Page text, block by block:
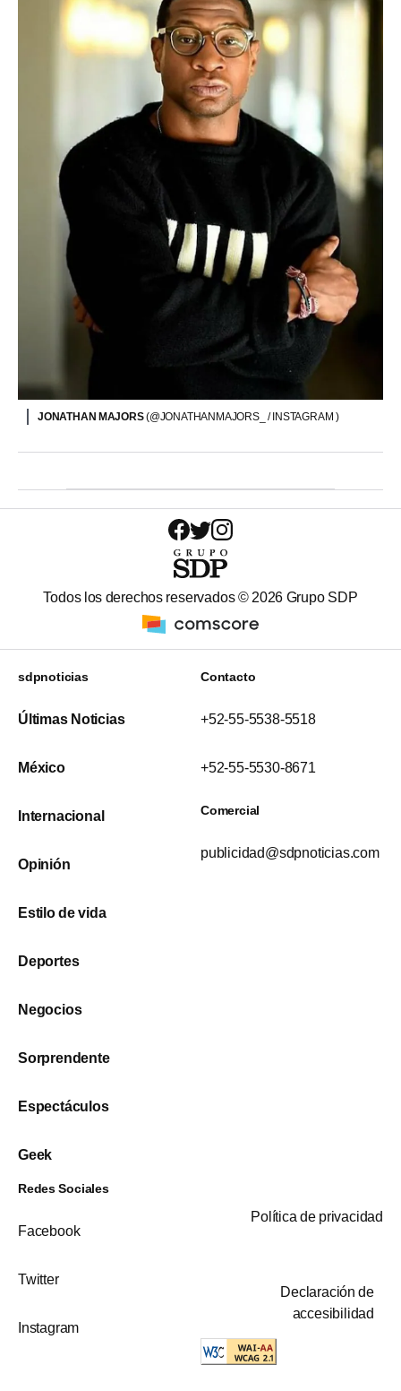
JONATHAN MAJORS(@JONATHANMAJORS_ / INSTAGRAM )
Todos los derechos reservados © 2026 Grupo SDP
sdpnoticias
Últimas Noticias
México
Internacional
Opinión
Estilo de vida
Deportes
Negocios
Sorprendente
Espectáculos
Geek
Contacto
+52-55-5538-5518
+52-55-5530-8671
Comercial
publicidad@sdpnoticias.com
Redes Sociales
Facebook
Twitter
Instagram
Política de privacidad
Declaración de
accesibilidad